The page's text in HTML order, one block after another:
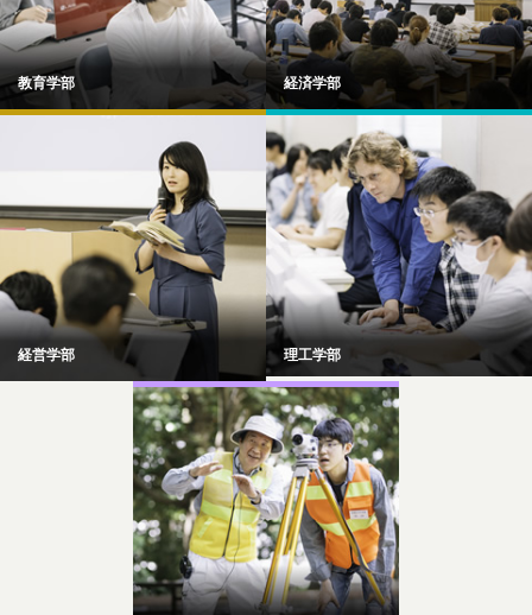
教育学部 経済学部
経営学部 理工学部